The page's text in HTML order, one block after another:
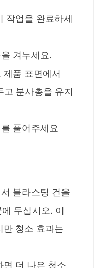
작업을 완료하세
겨누세요.
제품 표면에서
분사총을 유지
풀어주세요
블라스팅 건을
두십시오. 이
만 청소 효과는
면 더 나은 청소